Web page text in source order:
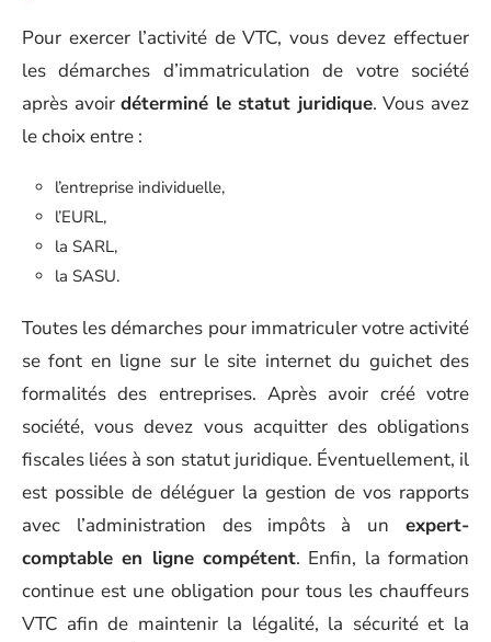
Pour exercer l’activité de VTC, vous devez effectuer
les démarches d’immatriculation de votre société
après avoirdéterminé le statut juridique. Vous avez
le choix entre :
l’entreprise individuelle,
l’EURL,
la SARL,
la SASU.
Toutes les démarches pour immatriculer votre activité
se font en ligne sur le site internet du guichet des
formalités des entreprises. Après avoir créé votre
société, vous devez vous acquitter des obligations
fiscales liées à son statut juridique. Éventuellement, il
est possible de déléguer la gestion de vos rapports
avec l’administration des impôts à un expert-
comptable en ligne compétent. Enfin, la formation
continue est une obligation pour tous les chauffeurs
VTC afin de maintenir la légalité, la sécurité et la